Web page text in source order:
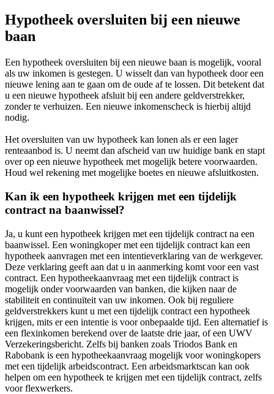
Hypotheek oversluiten bij een nieuwe
baan
Een hypotheek oversluiten bij een nieuwe baan is mogelijk, vooral
als uw inkomen is gestegen. U wisselt dan van hypotheek door een
nieuwe lening aan te gaan om de oude af te lossen. Dit betekent dat
u een nieuwe hypotheek afsluit bij een andere geldverstrekker,
zonder te verhuizen. Een nieuwe inkomenscheck is hierbij altijd
nodig.
Het oversluiten van uw hypotheek kan lonen als er een lager
renteaanbod is. U neemt dan afscheid van uw huidige bank en stapt
over op een nieuwe hypotheek met mogelijk betere voorwaarden.
Houd wel rekening met mogelijke boetes en nieuwe afsluitkosten.
Kan ik een hypotheek krijgen met een tijdelijk
contract na baanwissel?
Ja, u kunt een hypotheek krijgen met een tijdelijk contract na een
baanwissel. Een woningkoper met een tijdelijk contract kan een
hypotheek aanvragen met een intentieverklaring van de werkgever.
Deze verklaring geeft aan dat u in aanmerking komt voor een vast
contract. Een hypotheekaanvraag met een tijdelijk contract is
mogelijk onder voorwaarden van banken, die kijken naar de
stabiliteit en continuïteit van uw inkomen. Ook bij reguliere
geldverstrekkers kunt u met een tijdelijk contract een hypotheek
krijgen, mits er een intentie is voor onbepaalde tijd. Een alternatief is
een flexinkomen berekend over de laatste drie jaar, of een UWV
Verzekeringsbericht. Zelfs bij banken zoals Triodos Bank en
Rabobank is een hypotheekaanvraag mogelijk voor woningkopers
met een tijdelijk arbeidscontract. Een arbeidsmarktscan kan ook
helpen om een hypotheek te krijgen met een tijdelijk contract, zelfs
voor flexwerkers.